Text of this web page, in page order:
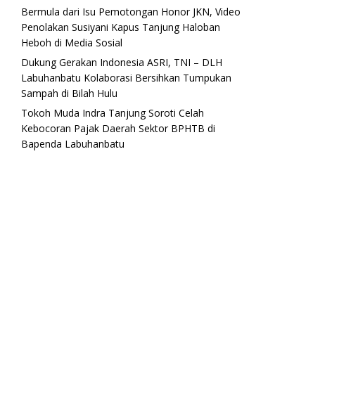
‎Bermula dari Isu Pemotongan Honor JKN, Video
Penolakan Susiyani Kapus Tanjung Haloban
Heboh di Media Sosial‎‎‎‎
‎Dukung Gerakan Indonesia ASRI, TNI – DLH
Labuhanbatu Kolaborasi Bersihkan Tumpukan
Sampah di Bilah Hulu
‎Tokoh Muda Indra Tanjung Soroti Celah
Kebocoran Pajak Daerah Sektor BPHTB di
Bapenda Labuhanbatu